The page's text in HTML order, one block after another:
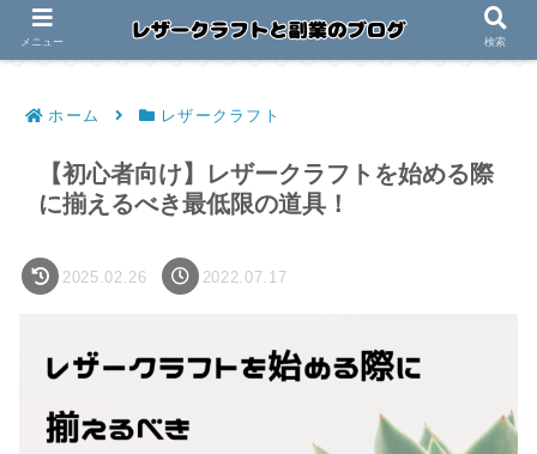
ホーム レザークラフト
【初心者向け】レザークラフトを始める際
に揃えるべき最低限の道具！
2025.02.26 2022.07.17
メニュー 検索